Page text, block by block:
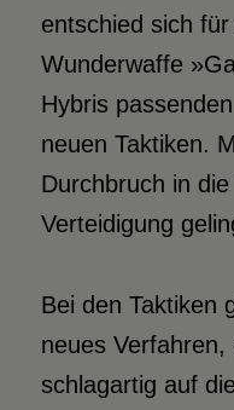
entschied sich
Wunderwaffe
Hybris
neuen Taktiken.
Durchbruch in
Verteidigung
Bei den Taktiken
neues Verfahren,
schlagartig auf